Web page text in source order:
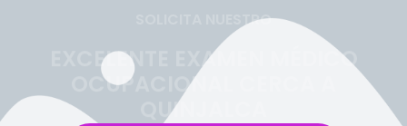
SOLICITA NUESTRO
EXCELENTE EXAMEN MÉDICO
OCUPACIONAL CERCA A
QUINJALCA